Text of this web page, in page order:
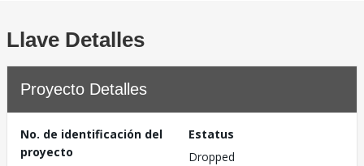
Llave Detalles
Proyecto Detalles
No. de identificación del
proyecto
Estatus
Dropped